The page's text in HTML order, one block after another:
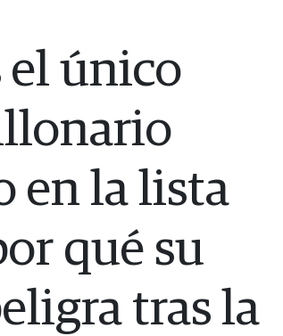
el único
en la lista
qué su
tras la